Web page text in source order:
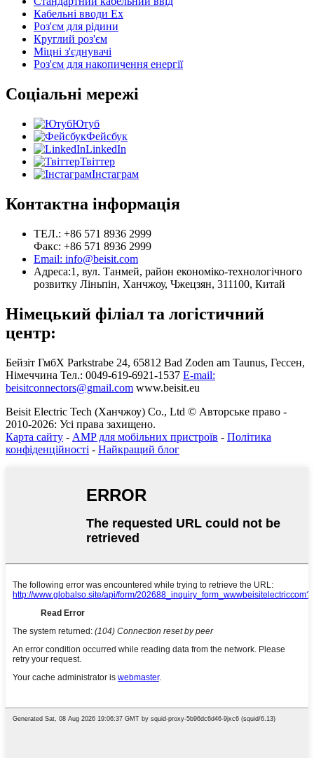
Кабельні вводи Ex
Роз'єм для рідини
Круглий роз'єм
Міцні з'єднувачі
Роз'єм для накопичення енергії
Соціальні мережі
Ютуб
Фейсбук
LinkedIn
Твіттер
Інстаграм
Контактна інформація
ТЕЛ.: +86 571 8936 2999
Факс: +86 571 8936 2999
Email: info@beisit.com
Адреса:1, вул. Танмей, район економіко-технологічного
розвитку Ліньпін, Ханчжоу, Чжецзян, 311100, Китай
Німецький філіал та логістичний
центр:
Бейзіт ГмбХ Parkstrabe 24, 65812 Bad Zoden am Taunus, Гессен,
Німеччина Тел.: 0049-619-6921-1537 E-mail:
beisitconnectors@gmail.com www.beisit.eu
Beisit Electric Tech (Ханчжоу) Co., Ltd © Авторське право -
2010-2026: Усі права захищено.
Карта сайту - AMP для мобільних пристроїв - Політика
конфіденційності - Найкращий блог